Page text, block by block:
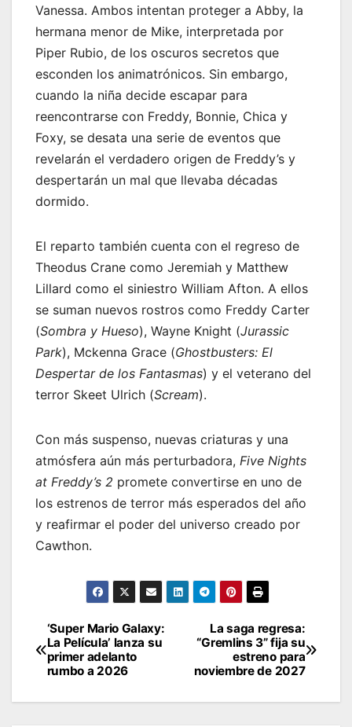
Vanessa. Ambos intentan proteger a Abby, la
hermana menor de Mike, interpretada por
Piper Rubio, de los oscuros secretos que
esconden los animatrónicos. Sin embargo,
cuando la niña decide escapar para
reencontrarse con Freddy, Bonnie, Chica y
Foxy, se desata una serie de eventos que
revelarán el verdadero origen de Freddy’s y
despertarán un mal que llevaba décadas
dormido.
El reparto también cuenta con el regreso de
Theodus Crane como Jeremiah y Matthew
Lillard como el siniestro William Afton. A ellos
se suman nuevos rostros como Freddy Carter
(Sombra y Hueso), Wayne Knight (Jurassic
Park), Mckenna Grace (Ghostbusters: El
Despertar de los Fantasmas) y el veterano del
terror Skeet Ulrich (Scream).
Con más suspenso, nuevas criaturas y una
atmósfera aún más perturbadora, Five Nights
at Freddy’s 2 promete convertirse en uno de
los estrenos de terror más esperados del año
y reafirmar el poder del universo creado por
Cawthon.
Post
navigation
La saga regresa:
“Gremlins 3” fija su
estreno para
noviembre de 2027
‘Super Mario Galaxy:
La Película’ lanza su
primer adelanto
rumbo a 2026